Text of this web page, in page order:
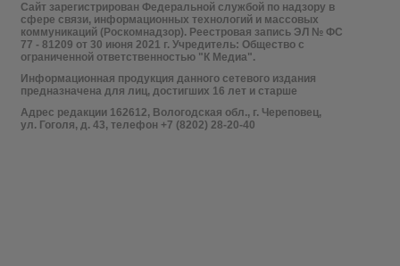
Сайт зарегистрирован Федеральной службой по надзору в
сфере связи, информационных технологий и массовых
коммуникаций (Роскомнадзор). Реестровая запись ЭЛ № ФС
77 - 81209 от 30 июня 2021 г. Учредитель: Общество с
ограниченной ответственностью "К Медиа".
Информационная продукция данного сетевого издания
предназначена для лиц, достигших 16 лет и старше
Адрес редакции 162612, Вологодская обл., г. Череповец,
ул. Гоголя, д. 43, телефон +7 (8202) 28-20-40